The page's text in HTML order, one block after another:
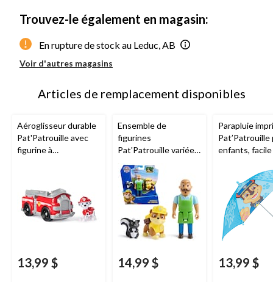
Trouvez-le également en magasin:
En rupture de stock au Leduc, AB
Voir d'autres magasins
Articles de remplacement disponibles
Aéroglisseur durable
Pat'Patrouille avec
figurine à
13,99 $
Ensemble de
figurines
Pat'Patrouille variées,
paq. 3, 3 ans et plus
14,99 $
Parapluie
Pat’Patrouille
enfants, facile
13,99 $